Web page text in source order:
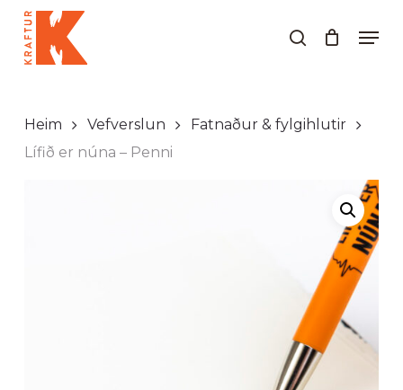
Skip
main
search
Heim Vefverslun
Fatnaður & fylgihlutir
Lífið er núna – Penni